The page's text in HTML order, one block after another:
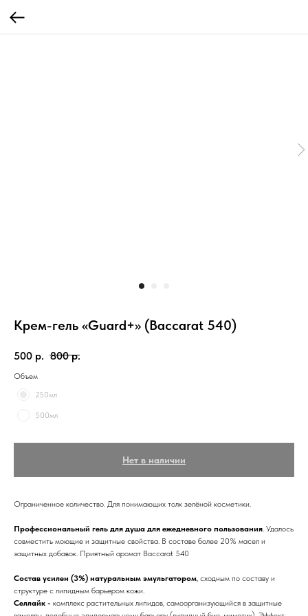
Крем-гель «Guard+» (Baccarat 540)
500 р. 800 р.
Объем
250мл
500мл
Нет в наличии
Ограниченное количество. Для понимающих толк зелёной косметики.
Профессиональный гель для душа для ежедневного пользования. Удалось
совместить моющие и защитные свойства. В составе более 20% масел и
защитных добавок. Приятный аромат Baccarat 540
Состав усилен (3%) натуральным эмульгатором, сходным по составу и
структуре с липидным барьером кожи.
Селлайк - комплекс растительных липидов, самоорганизующийся в защитные